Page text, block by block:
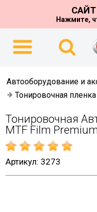
Нажмите,
Автооборудование и
Тонировочная пленка
Тонировочная
MTF Film
Артикул: 3273